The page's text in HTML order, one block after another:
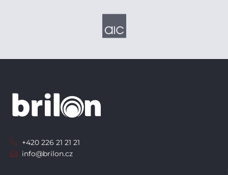
+420 226 21 21 21
info@brilon.cz